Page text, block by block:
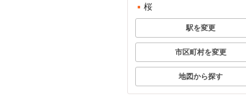
桜
駅を変更
市区町村を変更
地図から探す